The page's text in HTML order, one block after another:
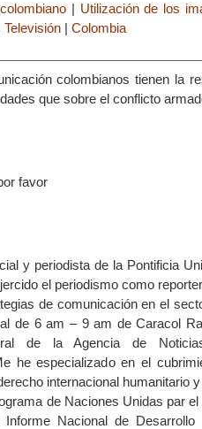
| Utilización de los
Televisión | Colombia
colombianos tienen la
que sobre el conflicto
favor
y periodista de la Pontificia
el periodismo como
de comunicación en el
de 6 am – 9 am de Caracol
de la Agencia de
he especializado en el
internacional humanitario
de Naciones Unidas par
Informe Nacional de